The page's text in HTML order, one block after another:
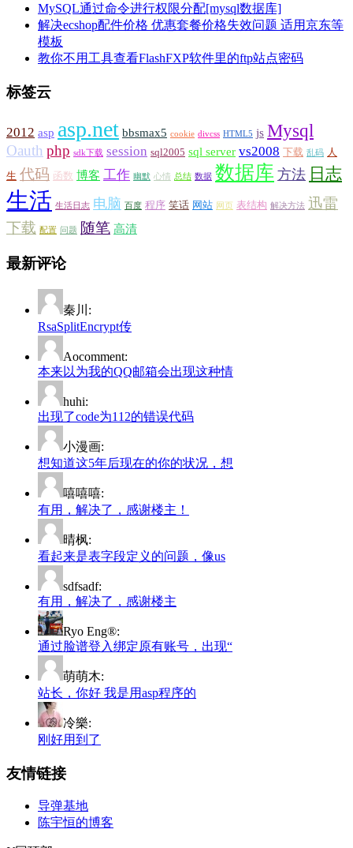
MySQL通过命令进行权限分配[mysql数据库]
解决ecshop配件价格 优惠套餐价格失效问题 适用京东等
模板
教你不用工具查看FlashFXP软件里的ftp站点密码
标签云
2012 asp asp.net bbsmax5 cookie divcss HTML5 js Mysql
Oauth php sdk下载 session sql2005 sql server vs2008 下载 乱码 人
生 代码 函数 博客 工作 幽默 心情 总结 数据 数据库 方法 日志
生活 生活日志 电脑 百度 程序 笑话 网站 网页 表结构 解决方法 迅雷
下载 配置 问题 随笔 高清
最新评论
秦川:
RsaSplitEncrypt传
Aocomment:
本来以为我的QQ邮箱会出现这种情
huhi:
出现了code为112的错误代码
小漫画:
想知道这5年后现在的你的状况，想
嘻嘻嘻:
有用，解决了，感谢楼主！
晴枫:
看起来是表字段定义的问题，像us
sdfsadf:
有用，解决了，感谢楼主
Ryo Eng®:
通过脸谱登入绑定原有账号，出现“
萌萌木:
站长，你好 我是用asp程序的
冷樂:
刚好用到了
友情链接
导弹基地
陈宇恒的博客